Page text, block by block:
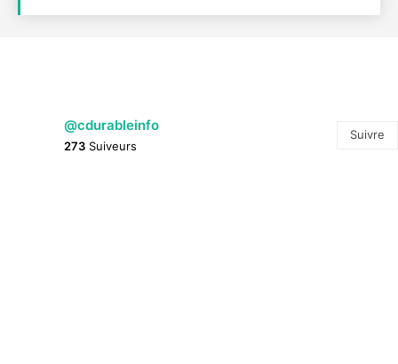
@cdurableinfo
273 Suiveurs
Suivre